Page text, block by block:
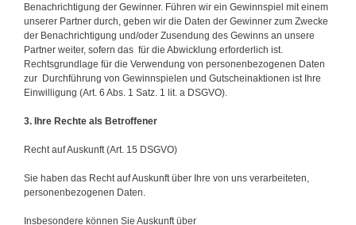
Benachrichtigung der Gewinner. Führen wir ein Gewinnspiel mit einem
unserer Partner durch, geben wir die Daten der Gewinner zum Zwecke
der Benachrichtigung und/oder Zusendung des Gewinns an unsere
Partner weiter, sofern das für die Abwicklung erforderlich ist.
Rechtsgrundlage für die Verwendung von personenbezogenen Daten
zur Durchführung von Gewinnspielen und Gutscheinaktionen ist Ihre
Einwilligung (Art. 6 Abs. 1 Satz. 1 lit. a DSGVO).
3. Ihre Rechte als Betroffener
Recht auf Auskunft (Art. 15 DSGVO)
Sie haben das Recht auf Auskunft über Ihre von uns verarbeiteten,
personenbezogenen Daten.
Insbesondere können Sie Auskunft über